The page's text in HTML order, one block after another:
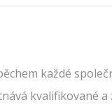
každé
kvalifikované